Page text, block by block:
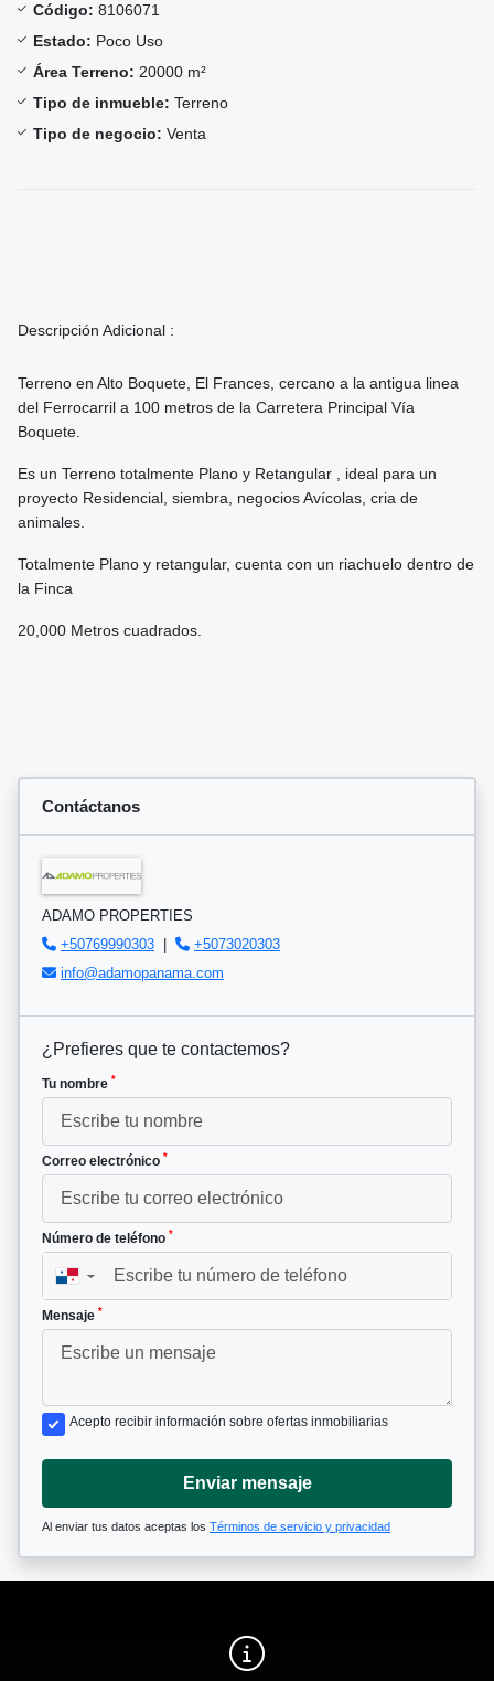
Código: 8106071
Estado: Poco Uso
Área Terreno: 20000 m²
Tipo de inmueble: Terreno
Tipo de negocio: Venta
Descripción Adicional :
Terreno en Alto Boquete, El Frances, cercano a la antigua linea
del Ferrocarril a 100 metros de la Carretera Principal Vía
Boquete.
Es un Terreno totalmente Plano y Retangular , ideal para un
proyecto Residencial, siembra, negocios Avícolas, cria de
animales.
Totalmente Plano y retangular, cuenta con un riachuelo dentro de
la Finca
20,000 Metros cuadrados.
Contáctanos
ADAMO PROPERTIES
+50769990303 |
+5073020303
info@adamopanama.com
¿Prefieres que te contactemos?
Tu nombre *
Correo electrónico *
Número de teléfono *
▼
Mensaje *
Acepto recibir información sobre ofertas inmobiliarias
Enviar mensaje
Al enviar tus datos aceptas los Términos de servicio y privacidad